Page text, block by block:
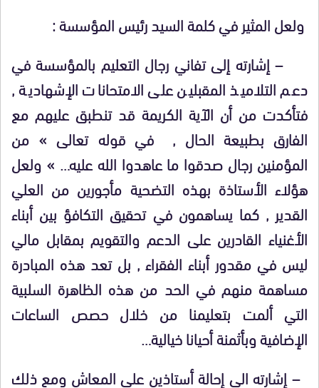
ولعل المثير في كلمة السيد رئيس المؤسسة :
– إشارته إلى تفاني رجال التعليم بالمؤسسة في
دعم التلاميذ المقبلين على الامتحانات الإشهادية ,
فتأكدت من أن الآية الكريمة قد تنطبق عليهم مع
الفارق بطبيعة الحال , في قوله تعالى » من
المؤمنين رجال صدقوا ما عاهدوا الله عليه… » ولعل
هؤلاء الأستاذة بهذه التضحية مأجورين من العلي
القدير , كما يساهمون في تحقيق التكافؤ بين أبناء
الأغنياء القادرين على الدعم والتقويم بمقابل مالي
ليس في مقدور أبناء الفقراء , بل تعد هذه المبادرة
مساهمة منهم في الحد من هذه الظاهرة السلبية
التي ألمت بتعليمنا من خلال حصص الساعات
الإضافية وبأثمنة أحيانا خيالية…
– إشارته الى إحالة أستاذين على المعاش ومع ذلك